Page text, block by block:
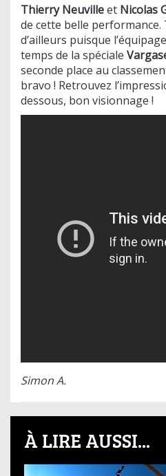
Thierry Neuvilleet Nicolas
de cette belle
d’ailleurs puisque
temps de la spéciale
seconde place au
bravo ! Retrouvez
dessous, bon visionnage !
Simon A.
À LIRE AUSSI...